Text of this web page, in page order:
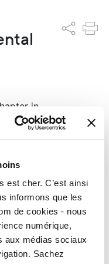
est cher. C’est ainsi
informons que les
de cookies - nous
numérique,
aux médias sociaux
Sachez
in
bring
and
make a
leaves
your income